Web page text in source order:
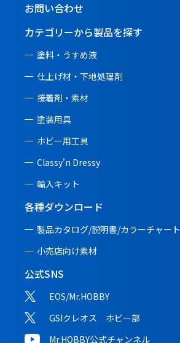
お問い合わせ
カテゴリーから製品を探す
塗料・うすめ液
仕上げ材・下地処理剤
接着剤・素材
塗装用具
ホビー用工具
Classy'n Dressy
輸入キット
各種ダウンロード
製品カタログ/説明書/カラーチャート
小売店向け素材
公式SNS
EOS/Mr.HOBBY
GSIクレオス ホビー部
Mr.HOBBY公式チャンネル